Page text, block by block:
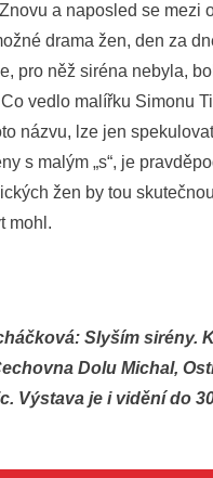
a naposled se mezi
drama žen, den za
pro něž siréna nebyla,
vedlo malířku Simonu
názvu, lze jen
s malým „s“, je
žen by tou
mohl.
Slyším sirény.
Dolu Michal,
Výstava je i vidění do